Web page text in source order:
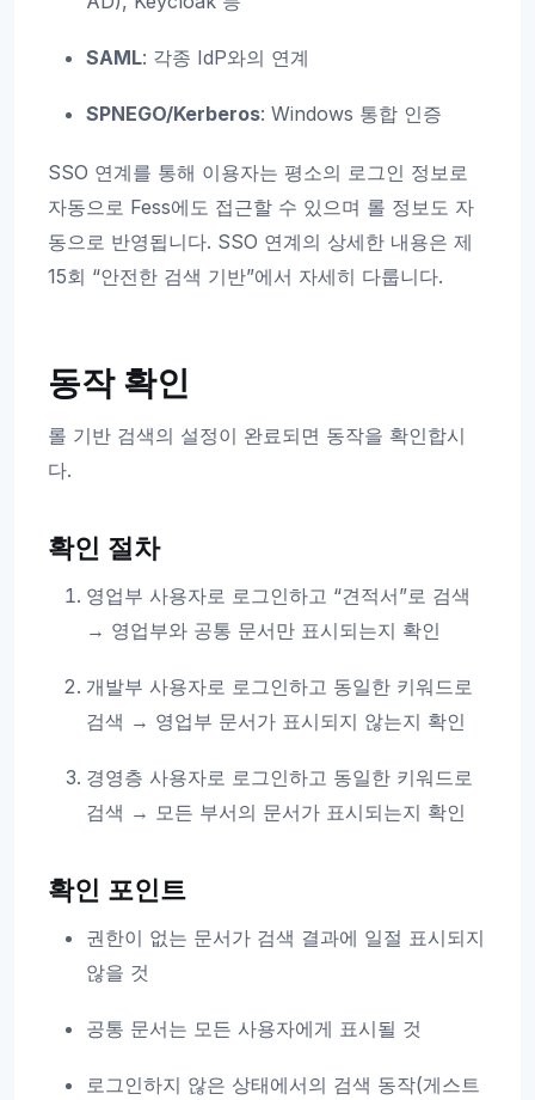
SAML: 각종 IdP와의 연계
SPNEGO/Kerberos: Windows 통합 인증
SSO 연계를 통해 이용자는 평소의 로그인 정보로
자동으로 Fess에도 접근할 수 있으며 롤 정보도 자
동으로 반영됩니다. SSO 연계의 상세한 내용은 제
15회 “안전한 검색 기반”에서 자세히 다룹니다.
동작 확인
롤 기반 검색의 설정이 완료되면 동작을 확인합시
다.
확인 절차
영업부 사용자로 로그인하고 “견적서”로 검색
→ 영업부와 공통 문서만 표시되는지 확인
개발부 사용자로 로그인하고 동일한 키워드로
검색 → 영업부 문서가 표시되지 않는지 확인
경영층 사용자로 로그인하고 동일한 키워드로
검색 → 모든 부서의 문서가 표시되는지 확인
확인 포인트
권한이 없는 문서가 검색 결과에 일절 표시되지
않을 것
공통 문서는 모든 사용자에게 표시될 것
로그인하지 않은 상태에서의 검색 동작(게스트